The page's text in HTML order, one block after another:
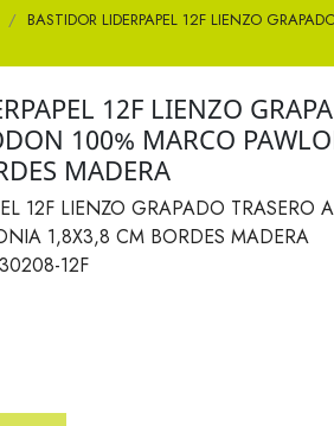
BASTIDOR LIDERPAPEL 12F LIENZO
12F LIENZO
100% MARCO
MADERA
12F LIENZO GRAPADO TRASERO
1,8X3,8 CM BORDES MADERA
12F